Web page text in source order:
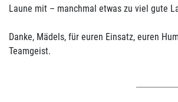
Laune mit – manchmal etwas zu viel gute
Danke, Mädels, für euren Einsatz, euren
Teamgeist.